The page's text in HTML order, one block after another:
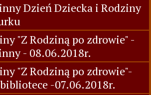
Dzień Dziecka i Rodziny
"Z Rodziną po zdrowie" -
- 08.06.2018r.
"Z Rodziną po zdrowie"-
-07.06.2018r.